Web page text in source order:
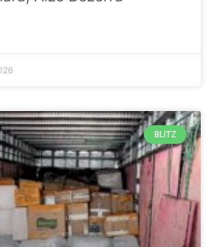
BLITZ